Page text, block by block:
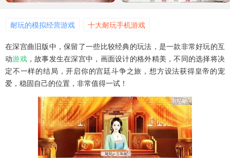
1百+款手游
1百+款手游
耐玩的模拟经营游戏 十大耐玩手机游戏
在深宫曲旧版中，保留了一些比较经典的玩法，是一款非常好玩的互
动游戏，故事发生在深宫中，画面设计的格外精美，不同的选择将决
定不一样的结局，开启你的宫廷斗争之旅，想方设法获得皇帝的宠
爱，稳固自己的位置，非常值得一试！